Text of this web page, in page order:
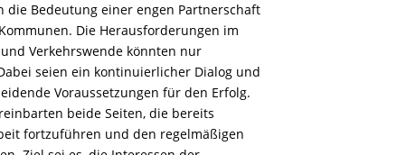
die Bedeutung einer engen Partnerschaft
Die Herausforderungen im
Verkehrswende könnten nur
seien ein kontinuierlicher Dialog und
Voraussetzungen für den Erfolg.
beide Seiten, die bereits
fortzuführen und den regelmäßigen